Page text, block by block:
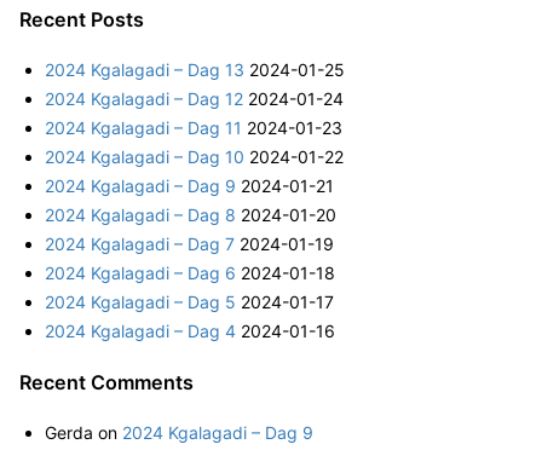
a
c
h
o
Recent Posts
2024 Kgalagadi – Dag 13 2024-01-25
2024 Kgalagadi – Dag 12 2024-01-24
2024 Kgalagadi – Dag 11 2024-01-23
2024 Kgalagadi – Dag 10 2024-01-22
2024 Kgalagadi – Dag 9 2024-01-21
2024 Kgalagadi – Dag 8 2024-01-20
2024 Kgalagadi – Dag 7 2024-01-19
2024 Kgalagadi – Dag 6 2024-01-18
2024 Kgalagadi – Dag 5 2024-01-17
2024 Kgalagadi – Dag 4 2024-01-16
Recent Comments
Gerda on 2024 Kgalagadi – Dag 9